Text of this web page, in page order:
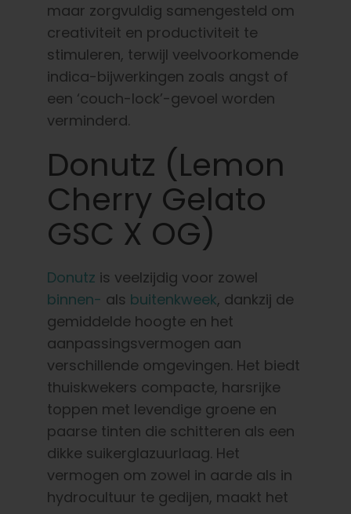
maar zorgvuldig samengesteld om
creativiteit en productiviteit te
stimuleren, terwijl veelvoorkomende
indica-bijwerkingen zoals angst of
een ‘couch-lock’-gevoel worden
verminderd.
Donutz (Lemon
Cherry Gelato
GSC X OG)
Donutz is veelzijdig voor zowel
binnen- als buitenkweek, dankzij de
gemiddelde hoogte en het
aanpassingsvermogen aan
verschillende omgevingen. Het biedt
thuiskwekers compacte, harsrijke
toppen met levendige groene en
paarse tinten die schitteren als een
dikke suikerglazuurlaag. Het
vermogen om zowel in aarde als in
hydrocultuur te gedijen, maakt het